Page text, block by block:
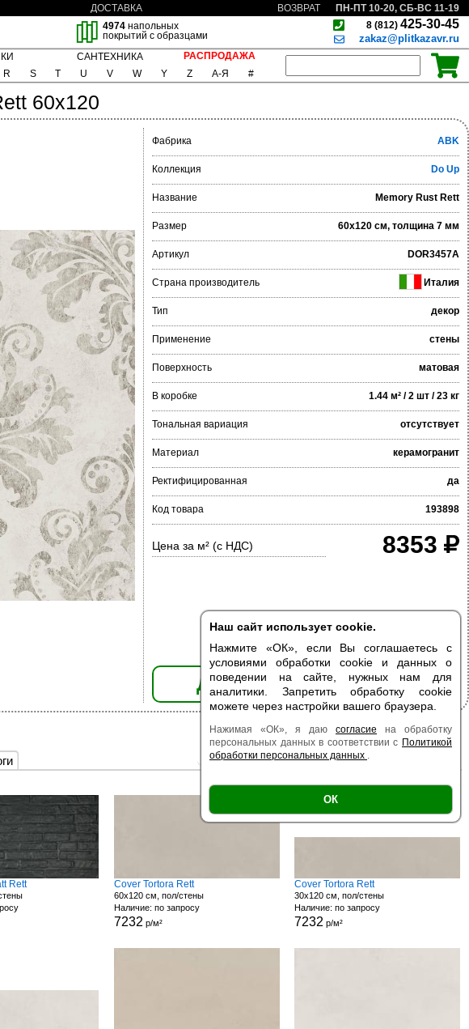
Наш сайт использует cookie.
Нажмите «ОК», если Вы соглашаетесь с
условиями обработки cookie и данных о
поведении на сайте, нужных нам для
аналитики. Запретить обработку cookie
можете через настройки вашего браузера.
Нажимая «ОК», я даю согласие на обработку
персональных данных в соответствии с Политикой
обработки персональных данных .
ОК
ДОСТАВКА ВОЗВРАТ
ПН-ПТ 10-20, СБ-ВС 11-19
4974напольных
покрытий с образцами
8 (812) 425-30-45
zakaz@plitkazavr.ru
САНТЕХНИКА
РАСПРОДАЖА
R S T U V W Y Z А-Я #
60x120
Фабрика ABK
Коллекция Do Up
Название Memory Rust Rett
Размер 60x120 см, толщина 7 мм
Артикул DOR3457A
Страна производитель Италия
Тип декор
Применение стены
Поверхность матовая
В коробке 1.44 м² / 2 шт / 23 кг
Тональная вариация отсутствует
Материал керамогранит
Ректифицированная да
Код товара 193898
Цена за м² (с НДС) 8353
ДОБАВИТЬ В КОРЗИНУ
Есть образец | Поверхность |
Rett Cover Tortora Rett
60x120 см, пол/стены
Наличие: по запросу
7232 р/м²
Cover Tortora Rett
30x120 см, пол/стены
Наличие: по запросу
7232 р/м²